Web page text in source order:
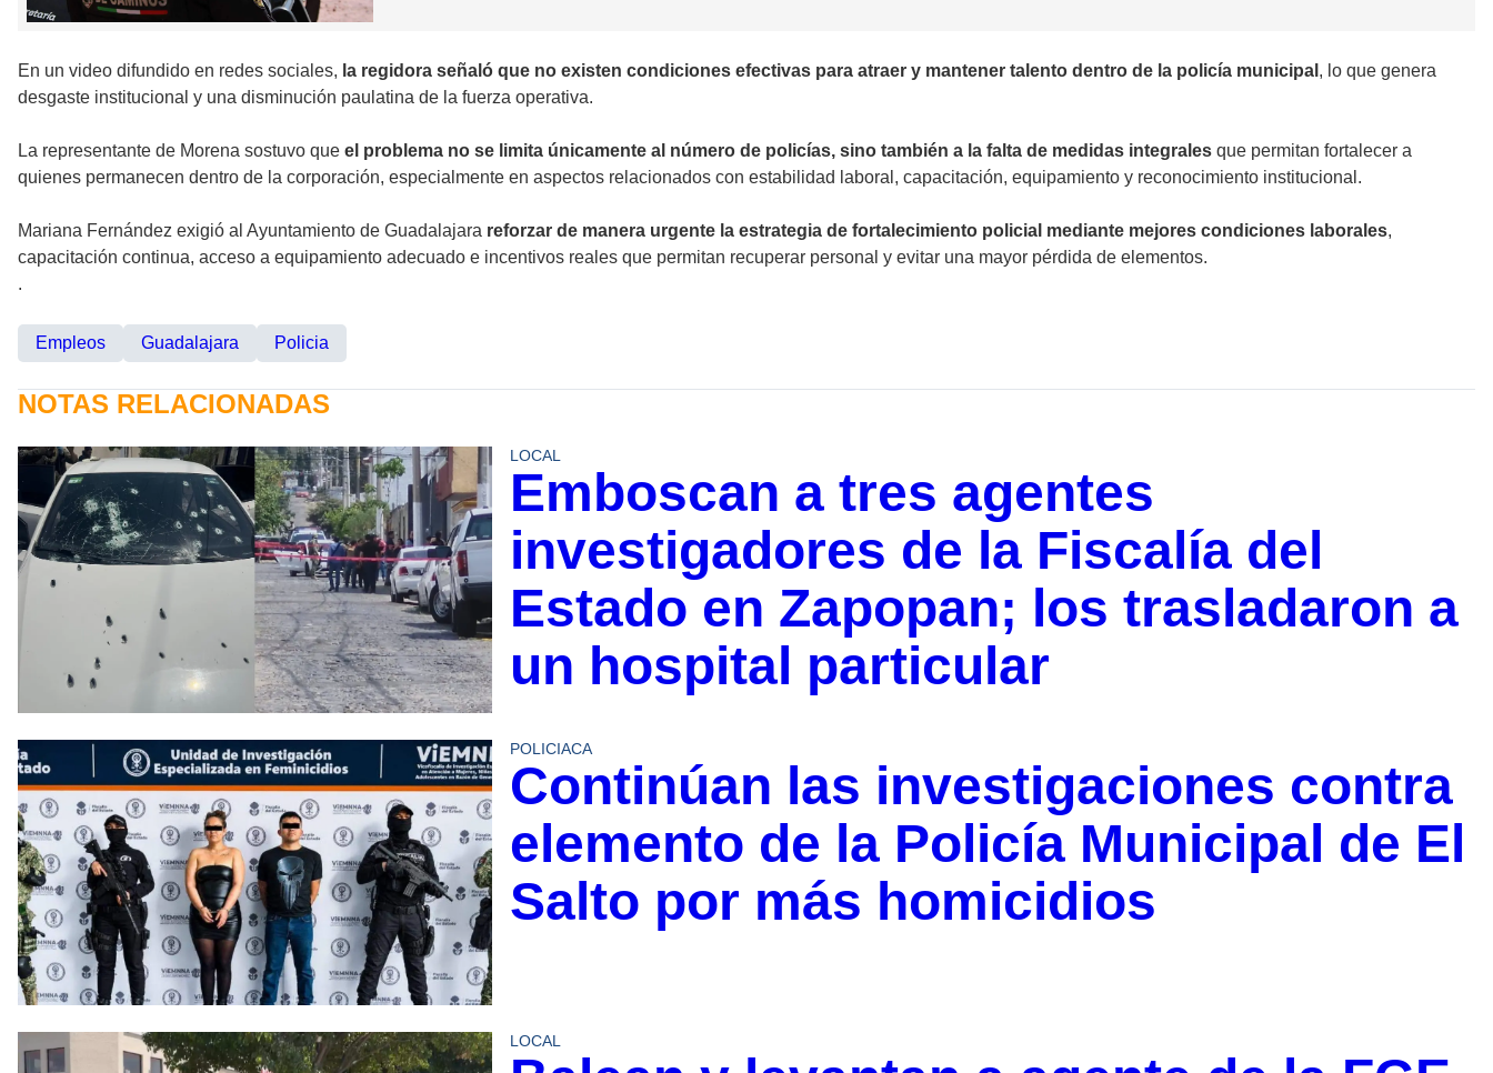
En un video difundido en redes sociales, la regidora señaló que no existen condiciones efectivas para atraer y mantener talento dentro de la policía municipal , lo que genera
desgaste institucional y una disminución paulatina de la fuerza operativa.
La representante de Morena sostuvo que el problema no se limita únicamente al número de policías, sino también a la falta de medidas integrales que permitan fortalecer a
quienes permanecen dentro de la corporación, especialmente en aspectos relacionados con estabilidad laboral, capacitación, equipamiento y reconocimiento institucional.
Mariana Fernández exigió al Ayuntamiento de Guadalajara reforzar de manera urgente la estrategia de fortalecimiento policial mediante mejores condiciones laborales,
capacitación continua, acceso a equipamiento adecuado e incentivos reales que permitan recuperar personal y evitar una mayor pérdida de elementos.
.
Empleos Guadalajara Policia
NOTAS RELACIONADAS
LOCAL
Emboscan a tres agentes
investigadores de la Fiscalía del
Estado en Zapopan; los trasladaron a
un hospital particular
POLICIACA
Continúan las investigaciones contra
elemento de la Policía Municipal de El
Salto por más homicidios
LOCAL